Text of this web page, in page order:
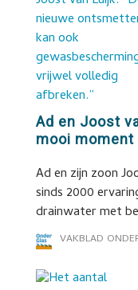
Ad en Joost
mooi moment
Ad en zijn zoon
sinds 2000
drainwater met
VAKBLAD